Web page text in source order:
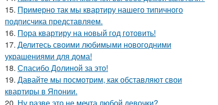
15. Примерно так мы квартиру нашего типичного
подписчика представляем.
16. Пора квартиру на новый год готовить!
17. Делитесь своими любимыми новогодними
украшениями для дома!
18. Спасибо Долиной за это!
19. Давайте мы посмотрим, как обставляют свои
квартиры в Японии.